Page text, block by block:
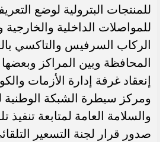
للمنتجات البترولية لوضع
للمواصلات الداخلية
الركاب السرفيس والتاكسي
المحافظة وبين المراكز
إنعقاد غرفة إدارة الأزمات
ومركز سيطرة الشبكة الوطنية
والسلامة العامة لمتابعة
صدور قرار لجنة التسعير